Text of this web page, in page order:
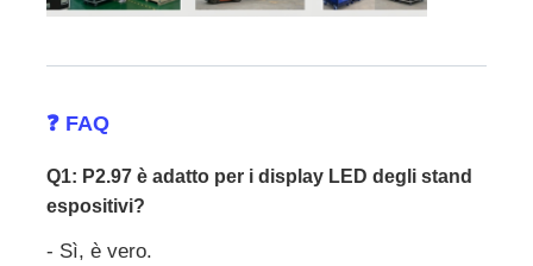
❓ FAQ
Q1: P2.97 è adatto per i display LED degli stand
espositivi?
- Sì, è vero.